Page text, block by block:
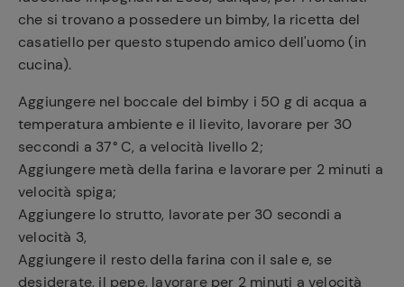
che si trovano a possedere un bimby, la ricetta del
casatiello per questo stupendo amico dell'uomo (in
cucina).
Aggiungere nel boccale del bimby i 50 g di acqua a
temperatura ambiente e il lievito, lavorare per 30
seccondi a 37° C, a velocità livello 2;
Aggiungere metà della farina e lavorare per 2 minuti a
velocità spiga;
Aggiungere lo strutto, lavorate per 30 secondi a
velocità 3,
Aggiungere il resto della farina con il sale e, se
desiderate, il pepe, lavorare per 2 minuti a velocità